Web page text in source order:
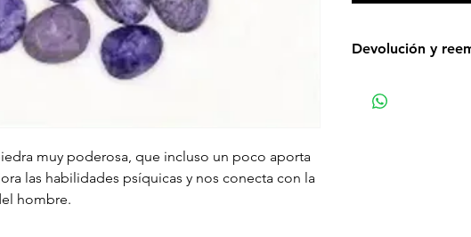
muy poderosa, que incluso un poco aporta
las habilidades psíquicas y nos conecta con la
hombre.
Devolución y
problemas de